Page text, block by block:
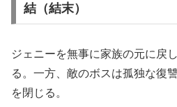
結（結末）
ジェニーを無事に家族の元に戻
る。一方、敵のボスは孤独な復
を閉じる。